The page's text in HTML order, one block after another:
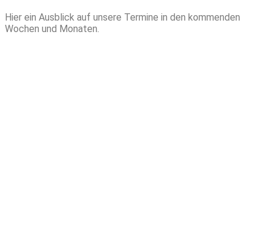
Hier ein Ausblick auf unsere Termine in den kommenden
Wochen und Monaten.